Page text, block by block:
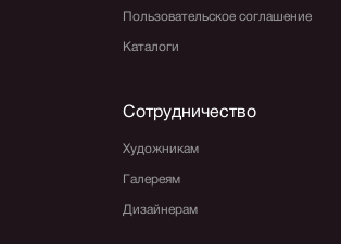
Пользовательское соглашение
Каталоги
Сотрудничество
Художникам
Галереям
Дизайнерам